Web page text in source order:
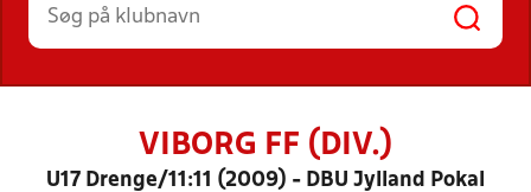
VIBORG FF (DIV.)
U17 Drenge/11:11 (2009) - DBU Jylland Pokal